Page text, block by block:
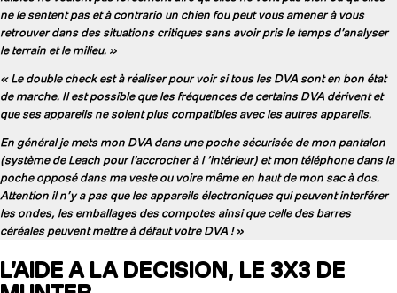
ne le sentent pas et à contrario un chien fou peut vous amener à vous
retrouver dans des situations critiques sans avoir pris le temps d’analyser
le terrain et le milieu. »
« Le double check est à réaliser pour voir si tous les DVA sont en bon état
de marche. Il est possible que les fréquences de certains DVA dérivent et
que ses appareils ne soient plus compatibles avec les autres appareils.
En général je mets mon DVA dans une poche sécurisée de mon pantalon
(système de Leach pour l’accrocher à l ‘intérieur) et mon téléphone dans la
poche opposé dans ma veste ou voire même en haut de mon sac à dos.
Attention il n’y a pas que les appareils électroniques qui peuvent interférer
les ondes, les emballages des compotes ainsi que celle des barres
céréales peuvent mettre à défaut votre DVA ! »
L’AIDE A LA DECISION, LE 3X3 DE